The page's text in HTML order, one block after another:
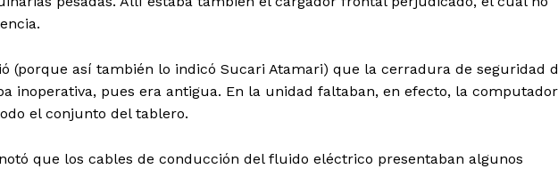
(porque así también lo indicó Sucari Atamari) que la cerradura de seguridad
inoperativa, pues era antigua. En la unidad faltaban, en efecto, la
el conjunto del tablero.
que los cables de conducción del fluido eléctrico presentaban algunos